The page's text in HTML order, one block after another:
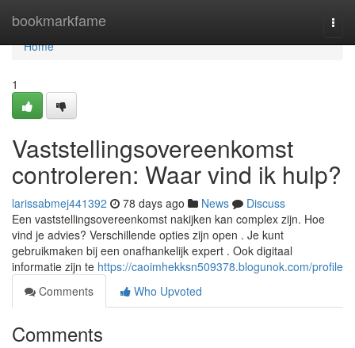
bookmarkfame
Home
Home
1
Vaststellingsovereenkomst
controleren: Waar vind ik hulp?
larissabmej441392 78 days ago News
Discuss
Een vaststellingsovereenkomst nakijken kan complex zijn. Hoe
vind je advies? Verschillende opties zijn open . Je kunt
gebruikmaken bij een onafhankelijk expert . Ook digitaal
informatie zijn te https://caoimhekksn509378.blogunok.com/profile
Comments
Who Upvoted
Comments